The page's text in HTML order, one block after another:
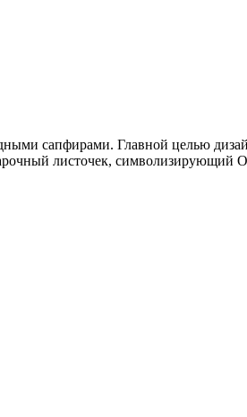
сапфирами. Главной целью
листочек, символизирующий